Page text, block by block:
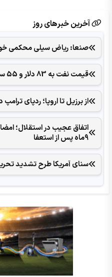
آخرین خبرهای روز
صنعا: ریاض سیلی محکمی
قیمت نفت به 83 دلار و 55 سنت در هر بشکه رسید
از برزیل تا اروپا؛ ردپای
اتفاق عجیب در استقلال؛
٩ماه پس از استعفا
سنای آمریکا طرح تشدید